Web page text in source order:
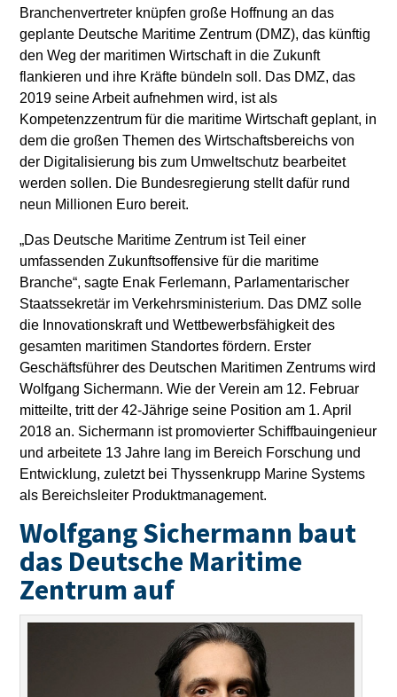
Branchenvertreter knüpfen große Hoffnung an das
geplante Deutsche Maritime Zentrum (DMZ), das künftig
den Weg der maritimen Wirtschaft in die Zukunft
flankieren und ihre Kräfte bündeln soll. Das DMZ, das
2019 seine Arbeit aufnehmen wird, ist als
Kompetenzzentrum für die maritime Wirtschaft geplant, in
dem die großen Themen des Wirtschaftsbereichs von
der Digitalisierung bis zum Umweltschutz bearbeitet
werden sollen. Die Bundesregierung stellt dafür rund
neun Millionen Euro bereit.
„Das Deutsche Maritime Zentrum ist Teil einer
umfassenden Zukunftsoffensive für die maritime
Branche“, sagte Enak Ferlemann, Parlamentarischer
Staatssekretär im Verkehrsministerium. Das DMZ solle
die Innovationskraft und Wettbewerbsfähigkeit des
gesamten maritimen Standortes fördern. Erster
Geschäftsführer des Deutschen Maritimen Zentrums wird
Wolfgang Sichermann. Wie der Verein am 12. Februar
mitteilte, tritt der 42-Jährige seine Position am 1. April
2018 an. Sichermann ist promovierter Schiffbauingenieur
und arbeitete 13 Jahre lang im Bereich Forschung und
Entwicklung, zuletzt bei Thyssenkrupp Marine Systems
als Bereichsleiter Produktmanagement.
Wolfgang Sichermann baut
das Deutsche Maritime
Zentrum auf